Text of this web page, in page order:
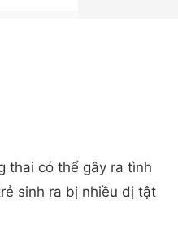
thai có thể gây ra tình
sinh ra bị nhiều dị tật